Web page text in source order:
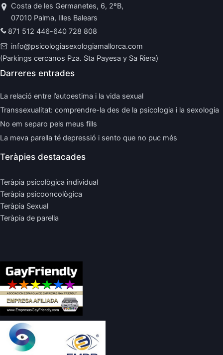
Costa de les Germanetes, 6, 2ºB,
07010 Palma, Illes Balears
871 512 446-640 728 808
info@psicologiasexologiamallorca.com
(Parkings cercanos Pza. Sta Payesa y Sa Riera)
Darreres entrades
La relació entre l’autoestima i la vida sexual
Transsexualitat: comprendre-la des de la psicologia i la sexologia
No em separo pels meus fills
La meva parella té depressió i sento que no puc més
Teràpies destacades
Teràpia psicològica individual
Teràpia psicooncològica
Teràpia Sexual
Teràpia de parella